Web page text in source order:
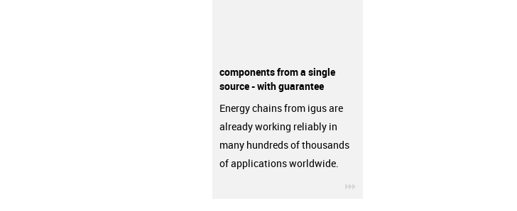
components from a single
source - with guarantee
Energy chains from igus are
already working reliably in
many hundreds of thousands
of applications worldwide.